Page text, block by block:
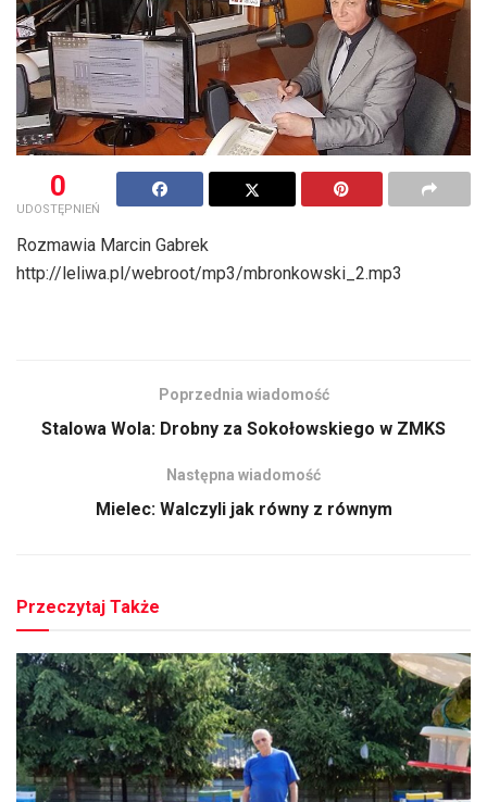
0
UDOSTĘPNIEŃ
Rozmawia Marcin Gabrek
http://leliwa.pl/webroot/mp3/mbronkowski_2.mp3
Poprzednia wiadomość
Stalowa Wola: Drobny za Sokołowskiego w ZMKS
Następna wiadomość
Mielec: Walczyli jak równy z równym
Przeczytaj Także